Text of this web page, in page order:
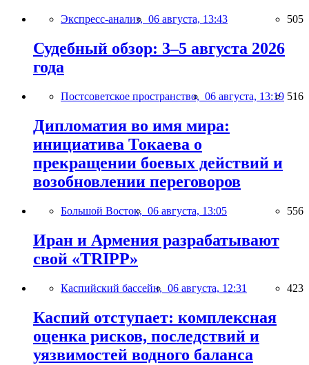
Экспресс-анализ, 06 августа, 13:43 505
Судебный обзор: 3–5 августа 2026
года
Постсоветское пространство, 06 августа, 13:19 516
Дипломатия во имя мира:
инициатива Токаева о
прекращении боевых действий и
возобновлении переговоров
Большой Восток, 06 августа, 13:05 556
Иран и Армения разрабатывают
свой «TRIPP»
Каспийский бассейн, 06 августа, 12:31 423
Каспий отступает: комплексная
оценка рисков, последствий и
уязвимостей водного баланса